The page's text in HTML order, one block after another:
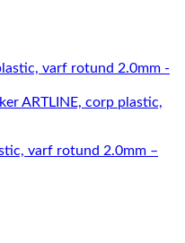
varf rotund 2.0mm –